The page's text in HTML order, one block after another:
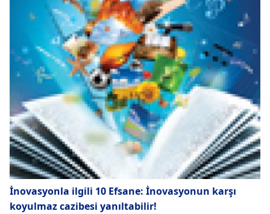
İnovasyonla ilgili 10 Efsane: İnovasyonun karşı
koyulmaz cazibesi yanıltabilir!